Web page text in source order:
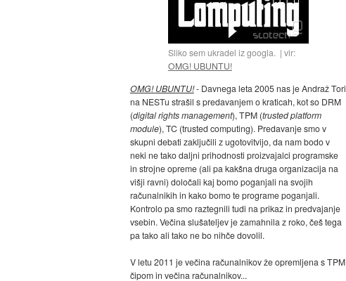
Sliko sem ukradel iz googla.
vir:
OMG! UBUNTU!
OMG! UBUNTU!- Davnega leta 2005 nas je Andraž Tori
na NESTu strašil s predavanjem o kraticah, kot so DRM
(digital rights management), TPM (trusted platform
module), TC (trusted computing). Predavanje smo v
skupni debati zaključili z ugotovitvijo, da nam bodo v
neki ne tako daljni prihodnosti proizvajalci programske
in strojne opreme (ali pa kakšna druga organizacija na
višji ravni) določali kaj bomo poganjali na svojih
računalnikih in kako bomo te programe poganjali.
Kontrolo pa smo raztegnili tudi na prikaz in predvajanje
vsebin. Večina slušateljev je zamahnila z roko, češ tega
pa tako ali tako ne bo nihče dovolil.
V letu 2011 je večina računalnikov že opremljena s TPM
čipom in večina računalnikov...